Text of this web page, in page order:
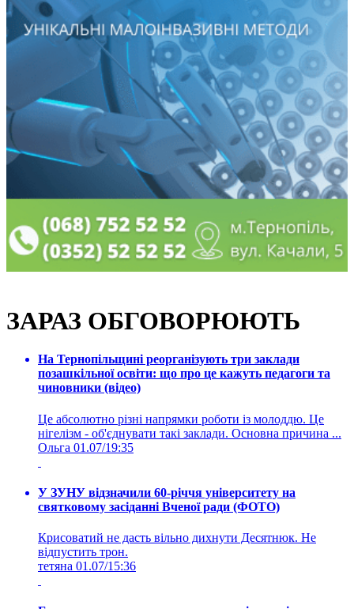
ЗАРАЗ ОБГОВОРЮЮТЬ
На Тернопільщині реорганізують три заклади
позашкільної освіти: що про це кажуть педагоги та
чиновники (відео)
Це абсолютно різні напрямки роботи із молоддю. Це
нігелізм - об'єднувати такі заклади. Основна причина ...
Ольга 01.07/19:35
У ЗУНУ відзначили 60-річчя університету на
святковому засіданні Вченої ради (ФОТО)
Крисоватий не дасть вільно дихнути Десятнюк. Не
відпустить трон.
тетяна 01.07/15:36